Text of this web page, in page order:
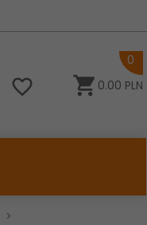
0.00 PLN
0